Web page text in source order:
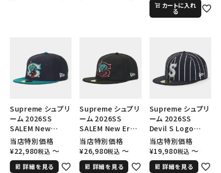
カートに入れ
る
Supreme シュプリ
ーム 2026SS
SALEM New
Era セーラム ニュ
ーエラキャップ ネ
イビー
当店特別価格
¥22,980税込 〜
詳細を見る
Supreme シュプリ
ーム 2026SS
SALEM New Era
Cap セーラム ニュ
ーエラキャップ ブ
ラック
当店特別価格
¥26,980税込 〜
詳細を見る
Supreme シュプリ
ーム 2026SS
Devil S Logo
New Era Cap デビ
ル Sロゴ ニューエ
ラキャップ ストライ
プ
当店特別価格
¥19,980税込 〜
詳細を見る